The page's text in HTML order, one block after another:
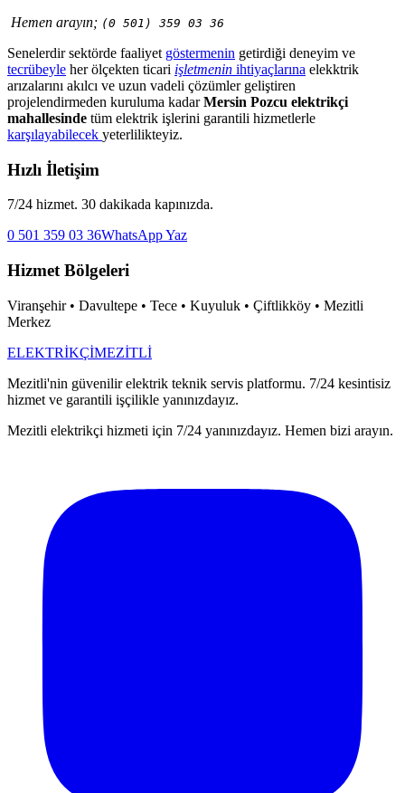
Hemen arayın; (0 501) 359 03 36
Senelerdir sektörde faaliyet göstermenin getirdiği deneyim ve
tecrübeyle her ölçekten ticari işletmenin ihtiyaçlarına elekktrik
arızalarını akılcı ve uzun vadeli çözümler geliştiren
projelendirmeden kuruluma kadarMersin Pozcu elektrikçi
mahallesinde tüm elektrik işlerini garantili hizmetlerle
karşılayabilecek yeterlilikteyiz.
Hızlı İletişim
7/24 hizmet. 30 dakikada kapınızda.
0 501 359 03 36WhatsApp Yaz
Hizmet Bölgeleri
Viranşehir • Davultepe • Tece • Kuyuluk • Çiftlikköy • Mezitli
Merkez
ELEKTRİKÇİMEZİTLİ
Mezitli'nin güvenilir elektrik teknik servis platformu. 7/24 kesintisiz
hizmet ve garantili işçilikle yanınızdayız.
Mezitli elektrikçi hizmeti için 7/24 yanınızdayız. Hemen bizi arayın.